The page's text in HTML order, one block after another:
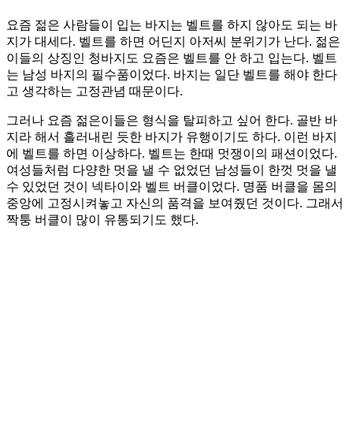
요즘 젊은 사람들이 입는 바지는 벨트를 하지 않아도 되는 바
지가 대세다. 벨트를 하면 어딘지 아저씨 분위기가 난다. 젊은
이들의 상징인 청바지도 요즘은 벨트를 안 하고 입는다. 벨트
는 남성 바지의 필수품이었다. 바지는 일단 벨트를 해야 한다
고 생각하는 고정관념 때문이다.
그러나 요즘 젊은이들은 형식을 탈피하고 싶어 한다. 골반 바
지라 해서 흘러내린 듯한 바지가 유행이기도 하다. 이런 바지
에 벨트를 하면 이상하다. 벨트는 한때 멋쟁이의 패션이었다.
여성들처럼 다양한 멋을 낼 수 없었던 남성들이 한껏 멋을 낼
수 있었던 것이 넥타이와 벨트 버클이었다. 명품 버클을 몸의
중앙에 고정시켜놓고 자신의 품격을 보여줬던 것이다. 그래서
짝퉁 버클이 많이 유통되기도 했다.